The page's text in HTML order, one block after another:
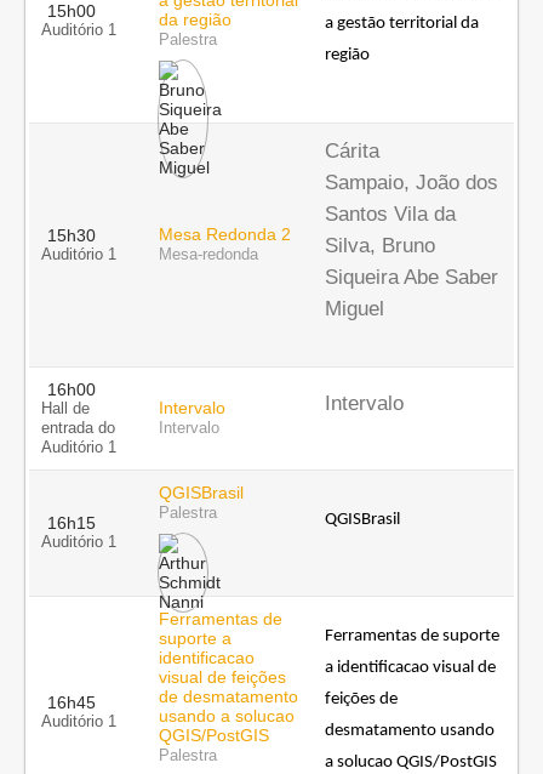
15h00
Auditório 1
da região
Palestra
a gestão territorial da
região
15h30
Auditório 1
Mesa Redonda 2
Mesa-redonda
Cárita
Sampaio, João dos
Santos Vila da
Silva, Bruno
Siqueira Abe Saber
Miguel
16h00
Hall de
entrada do
Auditório 1
Intervalo
Intervalo
Intervalo
16h15
Auditório 1
QGISBrasil
Palestra QGISBrasil
16h45
Auditório 1
Ferramentas de
suporte a
identificacao
visual de feições
de desmatamento
usando a solucao
QGIS/PostGIS
Palestra
Ferramentas de suporte
a identificacao visual de
feições de
desmatamento usando
a solucao QGIS/PostGIS